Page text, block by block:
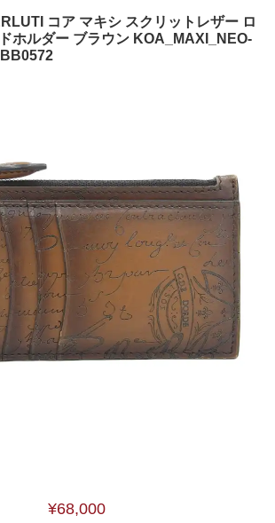
コア マキシ スクリットレザー ロ
ホルダー ブラウン KOA_MAXI_NEO-
¥68,000